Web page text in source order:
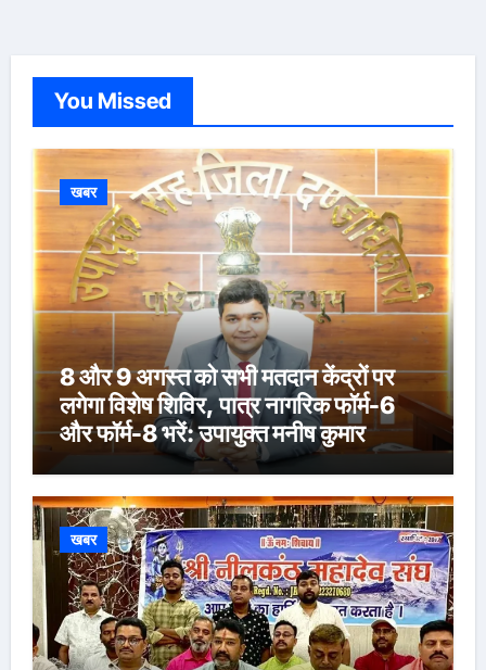
You Missed
खबर
8 और 9 अगस्त को सभी मतदान केंद्रों पर
लगेगा विशेष शिविर, पात्र नागरिक फॉर्म-6
और फॉर्म-8 भरें: उपायुक्त मनीष कुमार
खबर